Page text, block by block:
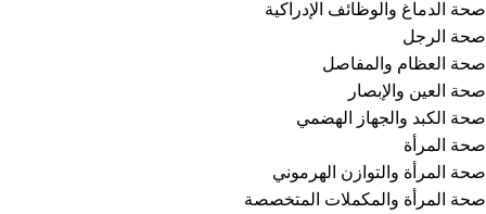
صحة الدماغ والوظائف الإدراكية
صحة الرجل
صحة العظام والمفاصل
صحة العين والإبصار
صحة الكبد والجهاز الهضمي
صحة المرأة
صحة المرأة والتوازن الهرموني
صحة المرأة والمكملات المتخصصة